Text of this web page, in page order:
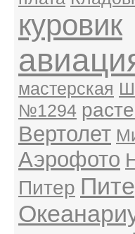
куровик
мастерская
№1294
Вертолет
Аэрофото
Питер